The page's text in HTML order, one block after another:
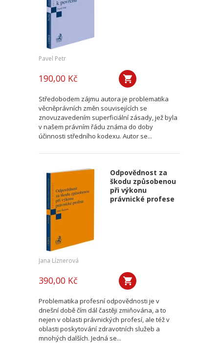
Pavel Petr
190,00 Kč
Středobodem zájmu autora je problematika
věcněprávních změn souvisejících se
znovuzavedením superficiální zásady, jež byla
v našem právním řádu známa do doby
účinnosti středního kodexu. Autor se...
Odpovědnost za
škodu způsobenou
při výkonu
právnické profese
Jana Líznerová
390,00 Kč
Problematika profesní odpovědnosti je v
dnešní době čím dál častěji zmiňována, a to
nejen v oblasti právnických profesí, ale též v
oblasti poskytování zdravotních služeb a
mnohých dalších. Jedná se...